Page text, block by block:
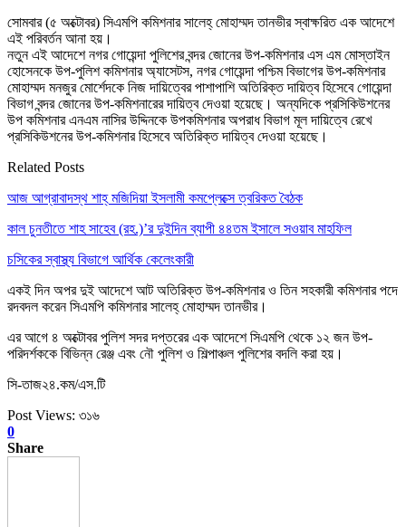
সোমবার (৫ অক্টোবর) সিএমপি কমিশনার সালেহ্ মোহাম্মদ তানভীর স্বাক্ষরিত এক আদেশে
এই পরিবর্তন আনা হয়।
নতুন এই আদেশে নগর গোয়েন্দা পুলিশের বন্দর জোনের উপ-কমিশনার এস এম মোস্তাইন
হোসেনকে উপ-পুলিশ কমিশনার অ্যাসেটস, নগর গোয়েন্দা পশ্চিম বিভাগের উপ-কমিশনার
মোহাম্মদ মনজুর মোর্শেদকে নিজ দায়িত্বের পাশাপাশি অতিরিক্ত দায়িত্ব হিসেবে গোয়েন্দা
বিভাগ বন্দর জোনের উপ-কমিশনারের দায়িত্ব দেওয়া হয়েছে। অন্যদিকে প্রসিকিউশনের
উপ কমিশনার এনএম নাসির উদ্দিনকে উপকমিশনার অপরাধ বিভাগ মূল দায়িত্বে রেখে
প্রসিকিউশনের উপ-কমিশনার হিসেবে অতিরিক্ত দায়িত্ব দেওয়া হয়েছে।
Related Posts
আজ আগ্রাবাদস্থ শাহ্ মজিদিয়া ইসলামী কমপ্লেক্সে ত্বরিকত বৈঠক
কাল চুনতীতে শাহ সাহেব (রহ.)’র দুইদিন ব্যাপী ৪৪তম ইসালে সওয়াব মাহফিল
চসিকের স্বাস্থ্য বিভাগে আর্থিক কেলেংকারী
একই দিন অপর দুই আদেশে আট অতিরিক্ত উপ-কমিশনার ও তিন সহকারী কমিশনার পদে
রদবদল করেন সিএমপি কমিশনার সালেহ্ মোহাম্মদ তানভীর।
এর আগে ৪ অক্টোবর পুলিশ সদর দপ্তরের এক আদেশে সিএমপি থেকে ১২ জন উপ-
পরিদর্শককে বিভিন্ন রেঞ্জ এবং নৌ পুলিশ ও শিল্পাঞ্চল পুলিশের বদলি করা হয়।
সি-তাজ২৪.কম/এস.টি
Post Views: ৩১৬
0
Share